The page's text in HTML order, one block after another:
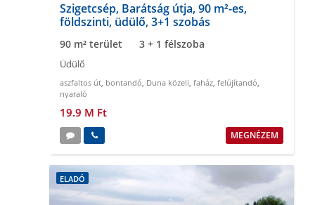
Szigetcsép, Barátság útja, 90 m²-es,
földszinti, üdülő, 3+1 szobás
90 m² terület 3 + 1 félszoba
Üdülő
aszfaltos út, bontandó, Duna közeli, faház, felújítandó,
nyaraló
19.9 M Ft
MEGNÉZEM
ELADÓ